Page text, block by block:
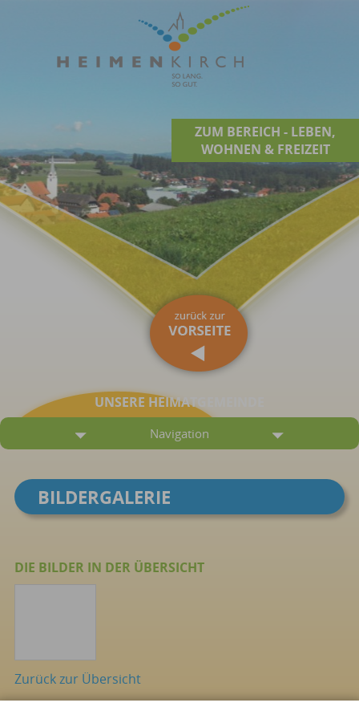
ZUM BEREICH - LEBEN,
WOHNEN & FREIZEIT
UNSERE HEIMATGEMEINDE
Navigation
BILDERGALERIE
DIE BILDER IN DER ÜBERSICHT
Zurück zur Übersicht